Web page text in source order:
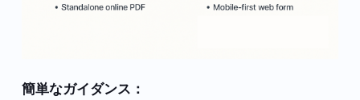
簡単なガイダンス：